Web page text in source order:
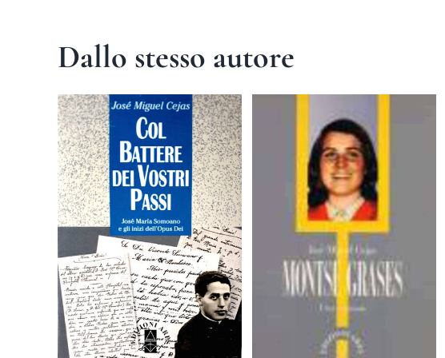
Dallo stesso autore